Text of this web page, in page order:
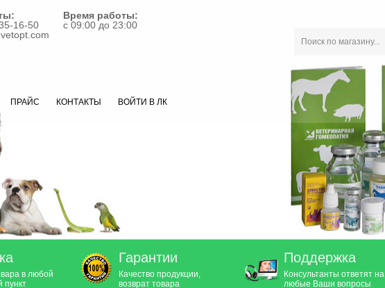
16-50
Время работы:
с 09:00 до 23:00
ПРАЙС КОНТАКТЫ ВОЙТИ В ЛК
в любой
пункт
Гарантии
Качество продукции,
возврат товара
Поддержка
Консультанты ответят на
любые Ваши вопросы